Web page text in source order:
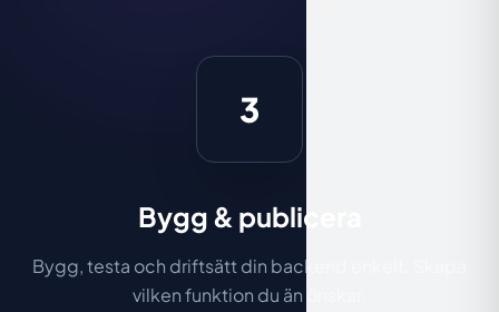
3
Bygg & publicera
Bygg, testa och driftsätt din backend enkelt. Skapa
vilken funktion du än önskar.